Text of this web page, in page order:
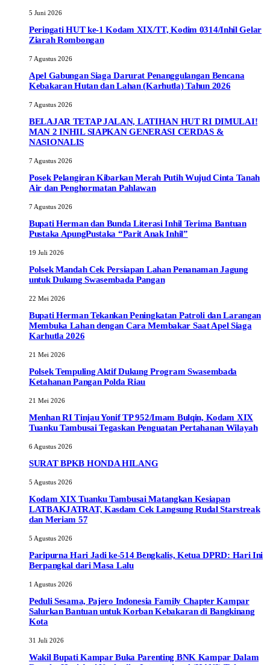
5 Juni 2026
Peringati HUT ke-1 Kodam XIX/TT, Kodim 0314/Inhil Gelar
Ziarah Rombongan
7 Agustus 2026
Apel Gabungan Siaga Darurat Penanggulangan Bencana
Kebakaran Hutan dan Lahan (Karhutla) Tahun 2026
7 Agustus 2026
BELAJAR TETAP JALAN, LATIHAN HUT RI DIMULAI!
MAN 2 INHIL SIAPKAN GENERASI CERDAS &
NASIONALIS
7 Agustus 2026
Posek Pelangiran Kibarkan Merah Putih Wujud Cinta Tanah
Air dan Penghormatan Pahlawan
7 Agustus 2026
Bupati Herman dan Bunda Literasi Inhil Terima Bantuan
Pustaka ApungPustaka “Parit Anak Inhil”
19 Juli 2026
Polsek Mandah Cek Persiapan Lahan Penanaman Jagung
untuk Dukung Swasembada Pangan
22 Mei 2026
Bupati Herman Tekankan Peningkatan Patroli dan Larangan
Membuka Lahan dengan Cara Membakar Saat Apel Siaga
Karhutla 2026
21 Mei 2026
Polsek Tempuling Aktif Dukung Program Swasembada
Ketahanan Pangan Polda Riau
21 Mei 2026
Menhan RI Tinjau Yonif TP 952/Imam Bulqin, Kodam XIX
Tuanku Tambusai Tegaskan Penguatan Pertahanan Wilayah
6 Agustus 2026
SURAT BPKB HONDA HILANG
5 Agustus 2026
Kodam XIX Tuanku Tambusai Matangkan Kesiapan
LATBAKJATRAT, Kasdam Cek Langsung Rudal Starstreak
dan Meriam 57
5 Agustus 2026
Paripurna Hari Jadi ke-514 Bengkalis, Ketua DPRD: Hari Ini
Berpangkal dari Masa Lalu
1 Agustus 2026
Peduli Sesama, Pajero Indonesia Family Chapter Kampar
Salurkan Bantuan untuk Korban Kebakaran di Bangkinang
Kota
31 Juli 2026
Wakil Bupati Kampar Buka Parenting BNK Kampar Dalam